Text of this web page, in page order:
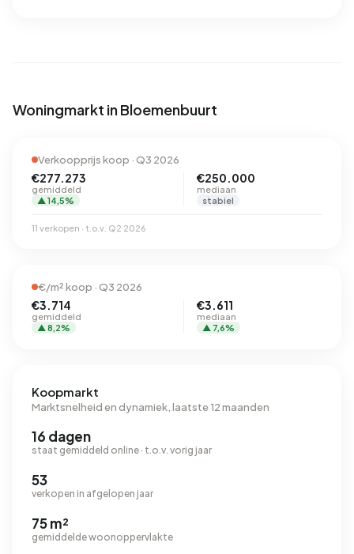
Woningmarkt in Bloemenbuurt
Verkoopprijs koop · Q3 2026
€277.273
gemiddeld
▲ 14,5%
€250.000
mediaan
stabiel
11 verkopen · t.o.v. Q2 2026
€/m² koop · Q3 2026
€3.714
gemiddeld
▲ 8,2%
€3.611
mediaan
▲ 7,6%
Koopmarkt
Marktsnelheid en dynamiek, laatste 12 maanden
16 dagen
staat gemiddeld online · t.o.v. vorig jaar
53
verkopen in afgelopen jaar
75 m²
gemiddelde woonoppervlakte